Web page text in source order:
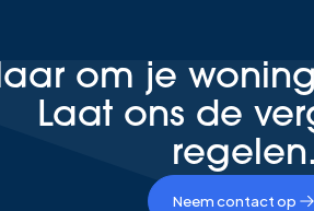
om je
Laat ons de
regelen.
Neem contact op